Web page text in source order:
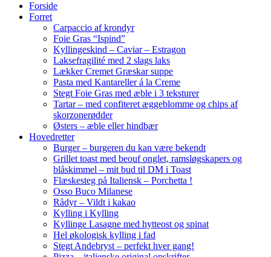
Forside
Forret
Carpaccio af krondyr
Foie Gras “Ispind”
Kyllingeskind – Caviar – Estragon
Laksefragilité med 2 slags laks
Lækker Cremet Græskar suppe
Pasta med Kantareller á la Creme
Stegt Foie Gras med æble i 3 teksturer
Tartar – med confiteret æggeblomme og chips af
skorzonerødder
Østers – æble eller hindbær
Hovedretter
Burger – burgeren du kan være bekendt
Grillet toast med beouf onglet, ramsløgskapers og
blåskimmel – mit bud til DM i Toast
Flæskesteg på Italiensk – Porchetta !
Osso Buco Milanese
Rådyr – Vildt i kakao
Kylling i Kylling
Kyllinge Lasagne med hytteost og spinat
Hel økologisk kylling i fad
Stegt Andebryst – perfekt hver gang!